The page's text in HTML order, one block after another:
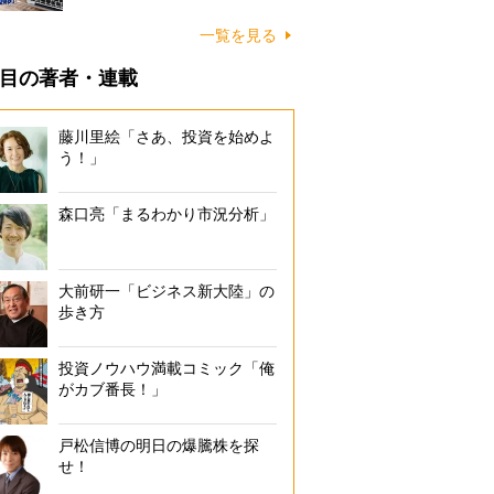
一覧を見る
の著者・連載
藤川里絵「さあ、投資を始めよ
う！」
森口亮「まるわかり市況分析」
大前研一「ビジネス新大陸」の
歩き方
投資ノウハウ満載コミック「俺
がカブ番長！」
戸松信博の明日の爆騰株を探
せ！